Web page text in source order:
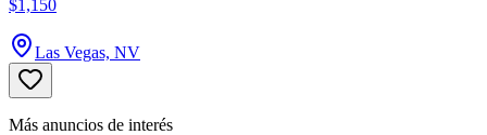
$1,150
Las Vegas, NV
Más anuncios de interés